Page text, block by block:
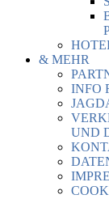
& MEHR
INFO
UND